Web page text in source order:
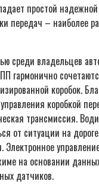
простой
передач – наиболее
среди владельцев
гармонично
коробок.
коробкой
трансмиссия.
от ситуации на
Электронное
на основании
датчиков.